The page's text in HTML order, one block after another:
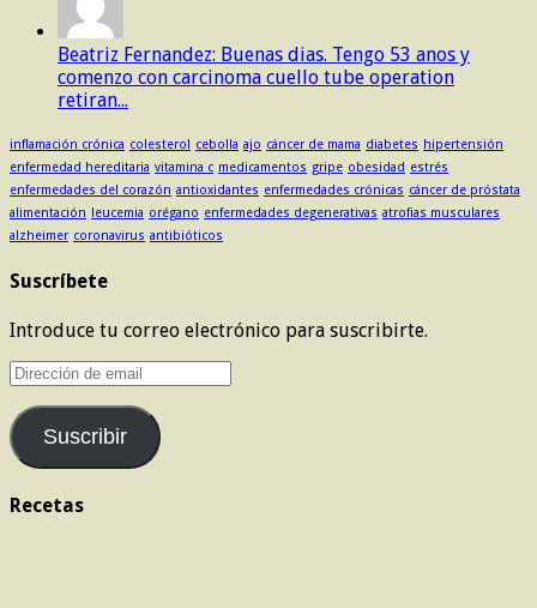
Beatriz Fernandez: Buenas dias. Tengo 53 anos y
comenzo con carcinoma cuello tube operation
retiran...
inflamación crónica colesterol cebolla ajo cáncer de mama diabetes hipertensión
enfermedad hereditaria vitamina c medicamentos gripe obesidad estrés
enfermedades del corazón antioxidantes enfermedades crónicas cáncer de próstata
alimentación leucemia orégano enfermedades degenerativas atrofias musculares
alzheimer coronavirus antibióticos
Suscríbete
Introduce tu correo electrónico para suscribirte.
Dirección
de
email
Suscribir
Recetas